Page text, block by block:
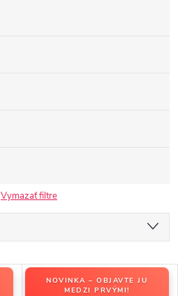
Vymazať filtre
NOVINKA – OBJAVTE JU
MEDZI PRVÝMI!